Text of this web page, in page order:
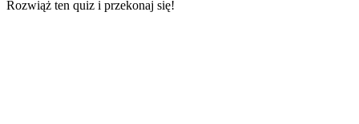
Rozwiąż ten quiz i przekonaj się!